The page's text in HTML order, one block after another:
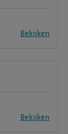
Bekijken
Bekijken